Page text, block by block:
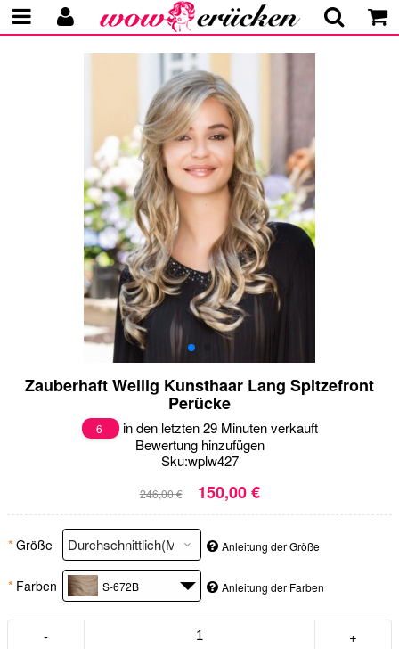
Zauberhaft Wellig Kunsthaar Lang Spitzefront
Perücke
6
in den letzten 29 Minuten verkauft
Bewertung hinzufügen
Sku:wplw427
246,00 € 150,00 €
* Größe Anleitung der Größe
* Farben S-672B Anleitung der Farben
- +